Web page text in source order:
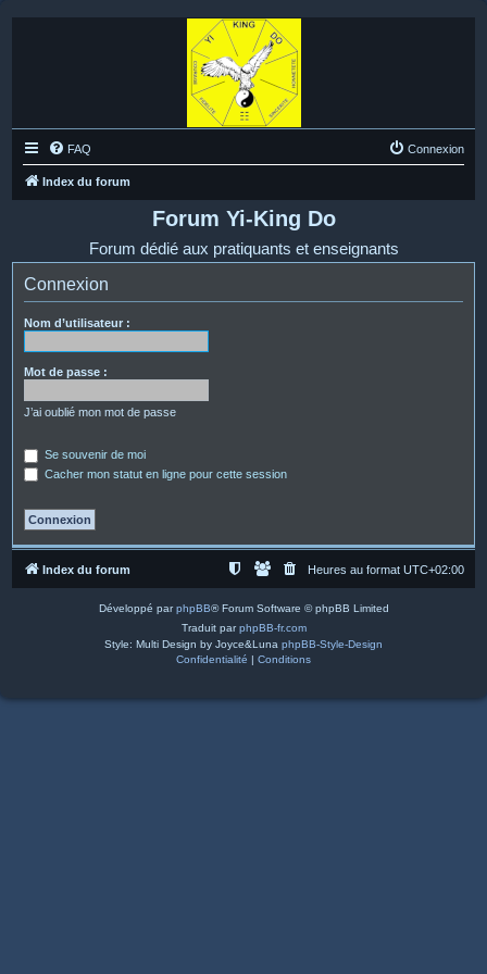
FAQ Connexion
Index du forum
Forum Yi-King Do
Forum dédié aux pratiquants et enseignants
Connexion
Nom d’utilisateur :
Mot de passe :
J’ai oublié mon mot de passe
Se souvenir de moi
Cacher mon statut en ligne pour cette session
Index du forum Heures au format UTC+02:00
Développé parphpBB® Forum Software © phpBB Limited
Traduit parphpBB-fr.com
Style: Multi Design by Joyce&Luna phpBB-Style-Design
Confidentialité | Conditions